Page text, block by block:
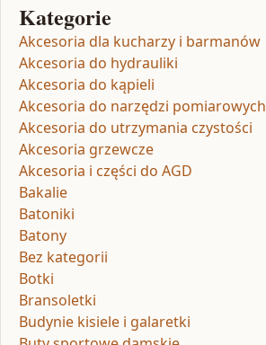
Kategorie
Akcesoria dla kucharzy i barmanów
Akcesoria do hydrauliki
Akcesoria do kąpieli
Akcesoria do narzędzi pomiarowych
Akcesoria do utrzymania czystości
Akcesoria grzewcze
Akcesoria i części do AGD
Bakalie
Batoniki
Batony
Bez kategorii
Botki
Bransoletki
Budynie kisiele i galaretki